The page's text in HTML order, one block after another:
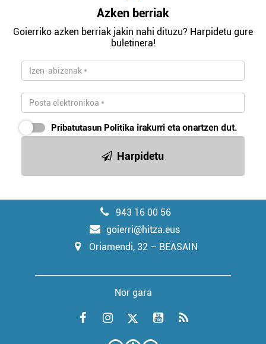
Azken berriak
Goierriko azken berriak jakin nahi dituzu? Harpidetu gure
buletinera!
Pribatutasun Politika irakurri eta onartzen dut.
Harpidetu
943 16 00 56
goierri@hitza.eus
Oriamendi, 32 – BEASAIN
Nor gara